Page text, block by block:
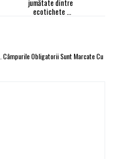
jumătate dintre
ecotichete se
Câmpurile Obligatorii Sunt Marcate Cu